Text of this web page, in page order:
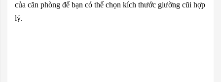
của căn phòng để bạn có thể chọn kích thước giường cũi hợp
lý.